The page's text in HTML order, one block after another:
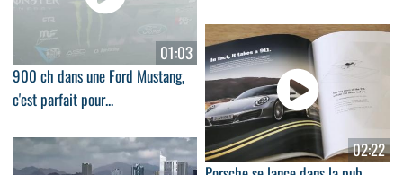
01:03
900 ch dans une Ford Mustang,
c'est parfait pour...
02:22